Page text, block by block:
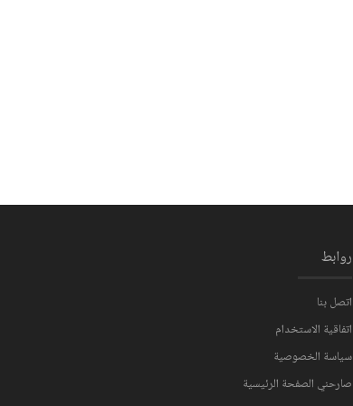
روابط
اتصل بنا
اتفاقية الاستخدام
سياسة الخصوصية
صارحني الصفحة الرئيسية